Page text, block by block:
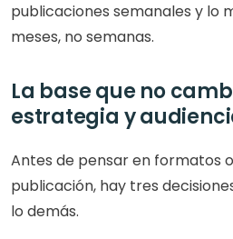
publicaciones semanales y lo
meses, no semanas.
La base que no
estrategia y
Antes de pensar en formatos
publicación, hay tres
lo demás.